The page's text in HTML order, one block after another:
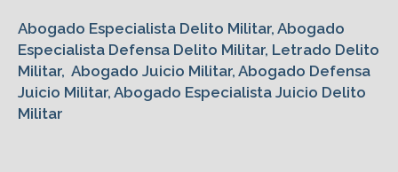
Abogado Especialista Delito Militar, Abogado
Especialista Defensa Delito Militar, Letrado Delito
Militar, Abogado Juicio Militar, Abogado Defensa
Juicio Militar, Abogado Especialista Juicio Delito
Militar